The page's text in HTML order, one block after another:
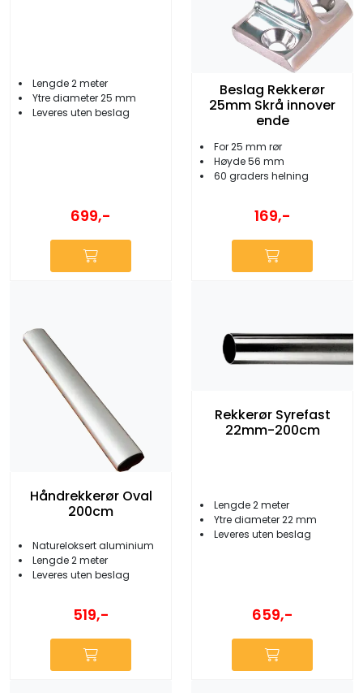
Lengde 2 meter
Ytre diameter 25 mm
Leveres uten beslag
699,-
Beslag Rekkerør
25mm Skrå innover
ende
For 25 mm rør
Høyde 56 mm
60 graders helning
169,-
Håndrekkerør Oval
200cm
Natureloksert aluminium
Lengde 2 meter
Leveres uten beslag
519,-
Rekkerør Syrefast
22mm-200cm
Lengde 2 meter
Ytre diameter 22 mm
Leveres uten beslag
659,-